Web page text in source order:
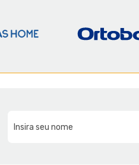
UM POUCO MAIS SOBRE A LUCAS